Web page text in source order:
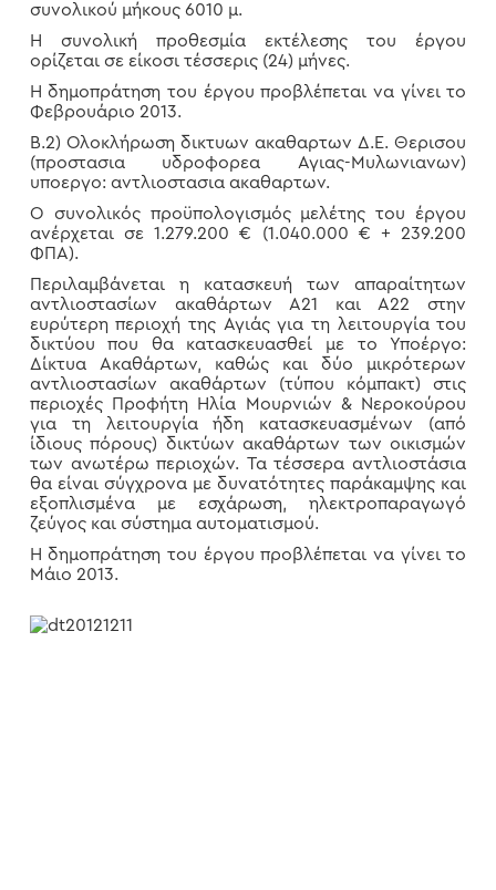
συνολικού μήκους 6010 μ.
Η συνολική προθεσμία εκτέλεσης του έργου
ορίζεται σε είκοσι τέσσερις (24) μήνες.
Η δημοπράτηση του έργου προβλέπεται να γίνει το
Φεβρουάριο 2013.
Β.2) Ολοκλήρωση δικτυων ακαθαρτων Δ.Ε. Θερισου
(προστασια υδροφορεα Αγιας-Μυλωνιανων)
υποεργο: αντλιοστασια ακαθαρτων.
Ο συνολικός προϋπολογισμός μελέτης του έργου
ανέρχεται σε 1.279.200 € (1.040.000 € + 239.200
ΦΠΑ).
Περιλαμβάνεται η κατασκευή των απαραίτητων
αντλιοστασίων ακαθάρτων Α21 και Α22 στην
ευρύτερη περιοχή της Αγιάς για τη λειτουργία του
δικτύου που θα κατασκευασθεί με το Υποέργο:
Δίκτυα Ακαθάρτων, καθώς και δύο μικρότερων
αντλιοστασίων ακαθάρτων (τύπου κόμπακτ) στις
περιοχές Προφήτη Ηλία Μουρνιών & Νεροκούρου
για τη λειτουργία ήδη κατασκευασμένων (από
ίδιους πόρους) δικτύων ακαθάρτων των οικισμών
των ανωτέρω περιοχών. Τα τέσσερα αντλιοστάσια
θα είναι σύγχρονα με δυνατότητες παράκαμψης και
εξοπλισμένα με εσχάρωση, ηλεκτροπαραγωγό
ζεύγος και σύστημα αυτοματισμού.
Η δημοπράτηση του έργου προβλέπεται να γίνει το
Μάιο 2013.